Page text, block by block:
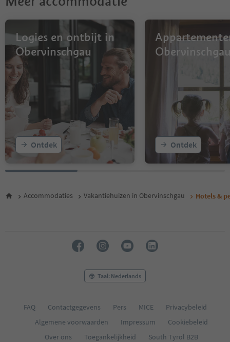
Logies en ontbijt in
Obervinschgau
Ontdek Ontdek
Accommodaties Vakantiehuizen in Obervinschgau Hotels &
Taal: Nederlands
FAQ Contactgegevens Pers MICE
Privacybeleid
Algemene voorwaarden
Impressum
Cookiebeleid
Over ons
Toegankelijkheid South Tyrol B2B